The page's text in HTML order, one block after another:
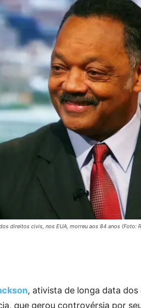
direitos civis, nos EUA, morreu aos 84 anos (Foto:
, ativista de longa data
que gerou controvérsia por